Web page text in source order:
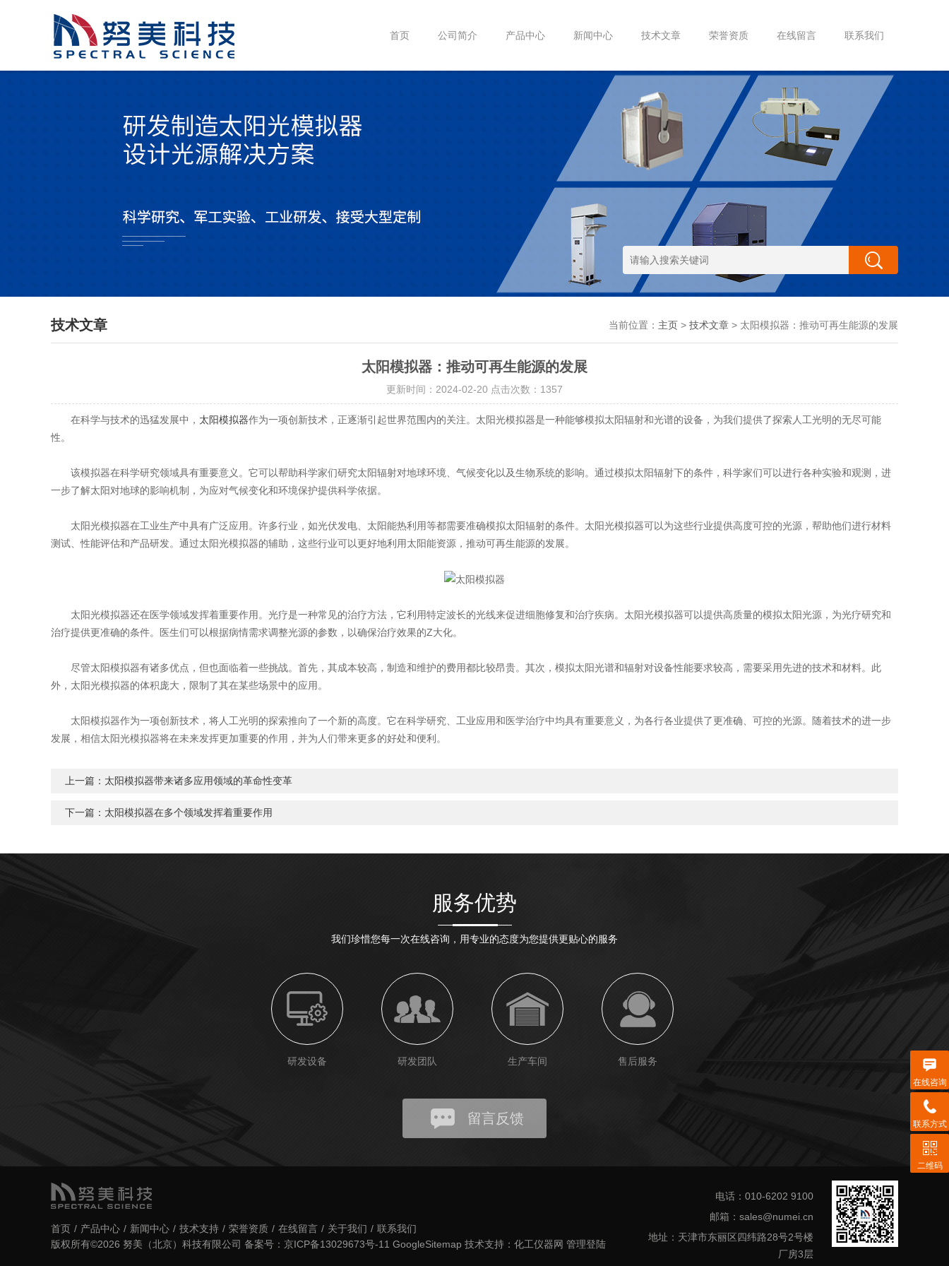
首页 公司简介 产品中心 新闻中心 技术文章 荣誉资质 在线留言 联系我们
技术文章 当前位置： 主页 > 技术文章 > 太阳模拟器：推动可再生能源的发展
太阳模拟器：推动可再生能源的发展
更新时间：2024-02-20 点击次数：1357
在科学与技术的迅猛发展中， 太阳模拟器作为一项创新技术，正逐渐引起世界范围内的关注。太阳光模拟器是一种能够模拟太阳辐射和光谱的设备，为我们提供了探索人工光明的无尽可能
性。
该模拟器在科学研究领域具有重要意义。它可以帮助科学家们研究太阳辐射对地球环境、气候变化以及生物系统的影响。通过模拟太阳辐射下的条件，科学家们可以进行各种实验和观测，进
一步了解太阳对地球的影响机制，为应对气候变化和环境保护提供科学依据。
太阳光模拟器在工业生产中具有广泛应用。许多行业，如光伏发电、太阳能热利用等都需要准确模拟太阳辐射的条件。太阳光模拟器可以为这些行业提供高度可控的光源，帮助他们进行材料
测试、性能评估和产品研发。通过太阳光模拟器的辅助，这些行业可以更好地利用太阳能资源，推动可再生能源的发展。
太阳光模拟器还在医学领域发挥着重要作用。光疗是一种常见的治疗方法，它利用特定波长的光线来促进细胞修复和治疗疾病。太阳光模拟器可以提供高质量的模拟太阳光源，为光疗研究和
治疗提供更准确的条件。医生们可以根据病情需求调整光源的参数，以确保治疗效果的Z大化。
尽管太阳模拟器有诸多优点，但也面临着一些挑战。首先，其成本较高，制造和维护的费用都比较昂贵。其次，模拟太阳光谱和辐射对设备性能要求较高，需要采用先进的技术和材料。此
外，太阳光模拟器的体积庞大，限制了其在某些场景中的应用。
太阳模拟器作为一项创新技术，将人工光明的探索推向了一个新的高度。它在科学研究、工业应用和医学治疗中均具有重要意义，为各行各业提供了更准确、可控的光源。随着技术的进一步
发展，相信太阳光模拟器将在未来发挥更加重要的作用，并为人们带来更多的好处和便利。
上一篇： 太阳模拟器带来诸多应用领域的革命性变革
下一篇： 太阳模拟器在多个领域发挥着重要作用
服务优势
我们珍惜您每一次在线咨询，用专业的态度为您提供更贴心的服务
研发设备 研发团队 生产车间 售后服务
留言反馈
首页 / 产品中心 / 新闻中心 / 技术支持 / 荣誉资质 / 在线留言 / 关于我们 / 联系我们
版权所有©2026 努美（北京）科技有限公司 备案号：京ICP备13029673号-11 GoogleSitemap 技术支持： 化工仪器网 管理登陆
电话：010-6202 9100
邮箱：sales@numei.cn
地址：天津市东丽区四纬路28号2号楼
厂房3层
在线咨询
联系方式
二维码